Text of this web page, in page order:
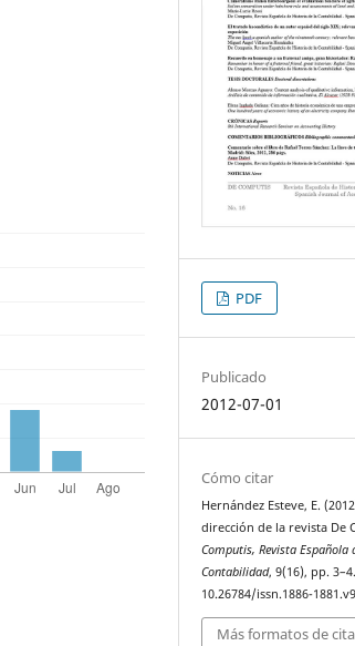
PDF
Publicado
2012-07-01
Cómo citar
Hernández Esteve, E.
dirección de la revista De
Computis, Revista Española
Contabilidad, 9(16), pp.
10.26784/issn.1886-
Más formatos de cita